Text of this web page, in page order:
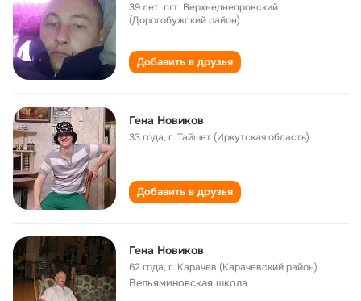
39 лет,пгт. Верхнеднепровский
(Дорогобужский район)
Добавить в друзья
Гена Новиков
33 года,г. Тайшет (Иркутская область)
Добавить в друзья
Гена Новиков
62 года,г. Карачев (Карачевский район)
Вельяминовская школа